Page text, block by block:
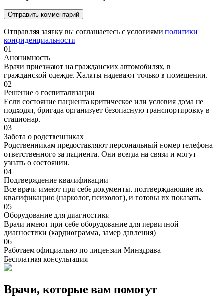
Отправляя заявку вы соглашаетесь с условиями политики
конфиденциальности
01
Анонимность
Врачи приезжают на гражданских автомобилях, в
гражданской одежде. Халаты надевают только в помещении.
02
Решение о госпитализации
Если состояние пациента критическое или условия дома не
подходят, бригада организует безопасную транспортировку в
стационар.
03
Забота о родственниках
Родственникам предоставляют персональный номер телефона
ответственного за пациента. Они всегда на связи и могут
узнать о состоянии.
04
Подтверждение квалификации
Все врачи имеют при себе документы, подтверждающие их
квалификацию (нарколог, психолог), и готовы их показать.
05
Оборудование для диагностики
Врачи имеют при себе оборудование для первичной
диагностики (кардиограмма, замер давления)
06
Работаем официально по лицензии Минздрава
Бесплатная консультация
Врачи, которые вам помогут